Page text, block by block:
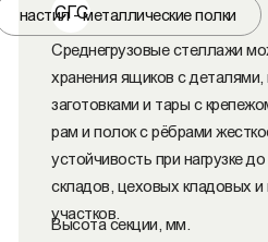
СГС
настил - металлические полки
Среднегрузовые стеллажи
хранения ящиков с деталями,
заготовками и тары с
рам и полок с рёбрами
устойчивость при нагрузке
складов, цеховых кладовых
участков.
Высота секции, мм.